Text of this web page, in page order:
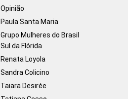
Opinião
Paula Santa Maria
Grupo Mulheres do Brasil
Sul da Flórida
Renata Loyola
Sandra Colicino
Taiara Desirée